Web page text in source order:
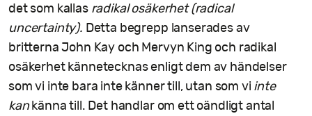
det som kallas radikal osäkerhet (radical
uncertainty). Detta begrepp lanserades av
britterna John Kay och Mervyn King och radikal
osäkerhet kännetecknas enligt dem av händelser
som vi inte bara inte känner till, utan som vi inte
kankänna till. Det handlar om ett oändligt antal